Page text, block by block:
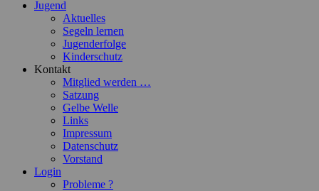
Jugend
Aktuelles
Segeln lernen
Jugenderfolge
Kinderschutz
Kontakt
Mitglied werden …
Satzung
Gelbe Welle
Links
Impressum
Datenschutz
Vorstand
Login
Probleme ?